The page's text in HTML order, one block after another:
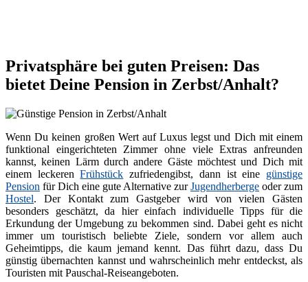
Privatsphäre bei guten Preisen: Das
bietet Deine Pension in Zerbst/Anhalt?
Wenn Du keinen großen Wert auf Luxus legst und Dich mit einem
funktional eingerichteten Zimmer ohne viele Extras anfreunden
kannst, keinen Lärm durch andere Gäste möchtest und Dich mit
einem leckerenFrühstück zufriedengibst, dann ist eine günstige
Pension für Dich eine gute Alternative zurJugendherberge oder zum
Hostel. Der Kontakt zum Gastgeber wird von vielen Gästen
besonders geschätzt, da hier einfach individuelle Tipps für die
Erkundung der Umgebung zu bekommen sind. Dabei geht es nicht
immer um touristisch beliebte Ziele, sondern vor allem auch
Geheimtipps, die kaum jemand kennt. Das führt dazu, dass Du
günstig übernachten kannst und wahrscheinlich mehr entdeckst, als
Touristen mit Pauschal-Reiseangeboten.